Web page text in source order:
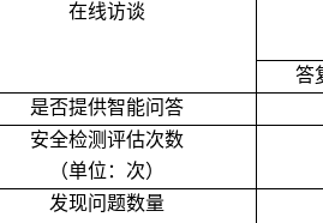
在线访谈
答
是否提供智能问答
安全检测评估次数
（单位：次）
发现问题数量